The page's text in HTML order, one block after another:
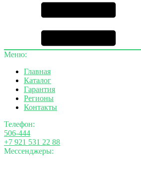
Меню:
Главная
Каталог
Гарантия
Регионы
Контакты
Телефон:
506-444
+7 921 531 22 88
Мессенджеры: